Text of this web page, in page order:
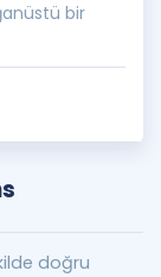
bir
doğru